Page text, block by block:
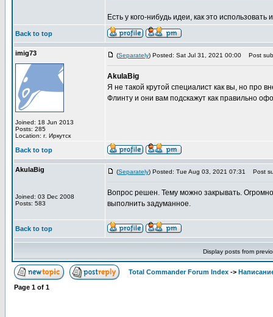
Есть у кого-нибудь идеи, как это
Back to top
imig73
Joined: 18 Jun 2013
Posts: 285
Location: г. Иркутск
(Separately) Posted: Sat Jul 31, 2021 00:00 Post
AkulaBig
Я не такой крутой специалист как вы, но про
Флинту и они вам подскажут как правильно
Back to top
AkulaBig
Joined: 03 Dec 2008
Posts: 583
(Separately) Posted: Tue Aug 03, 2021 07:31 Post
Вопрос решен. Тему можно закрывать.
выполнить задуманное.
Back to top
Display posts from
Total Commander Forum Index ->
Page 1 of 1